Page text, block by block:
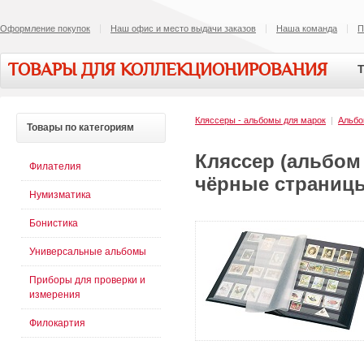
Оформление покупок Наш офис и место выдачи заказов Наша команда
ТОВАРЫ ДЛЯ КОЛЛЕКЦИОНИРОВАНИЯ
Кляссеры - альбомы для марок |
Кляссер
чёрные
Товары по категориям
Филателия
Нумизматика
Бонистика
Универсальные альбомы
Приборы для проверки и
измерения
Филокартия